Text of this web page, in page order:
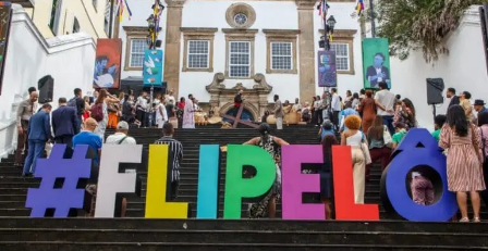
espaço nas relações entre corretores, empresas e
consumidores.
O seminário também destacou a importância da
capacitação profissional para acompanhar as novas
demandas do mercado e utilizar a tecnologia como aliada
na construção de estratégias mais eficientes de
negociação e atendimento.
Com a realização do encontro,Salvador se consolida